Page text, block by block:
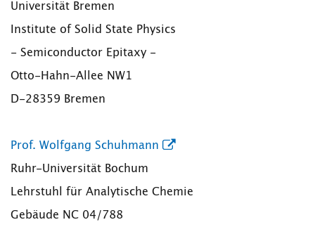
Universität Bremen
Institute of Solid State Physics
- Semiconductor Epitaxy -
Otto-Hahn-Allee NW1
D-28359 Bremen
Prof. Wolfgang Schuhmann
Ruhr-Universität Bochum
Lehrstuhl für Analytische Chemie
Gebäude NC 04/788